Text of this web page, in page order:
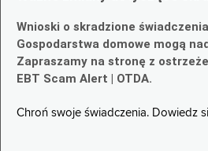
Wnioski o skradzione
Gospodarstwa domowe mogą
Zapraszamy na stronę z
EBT Scam Alert | OTDA.
Chroń swoje świadczenia. Dowiedz